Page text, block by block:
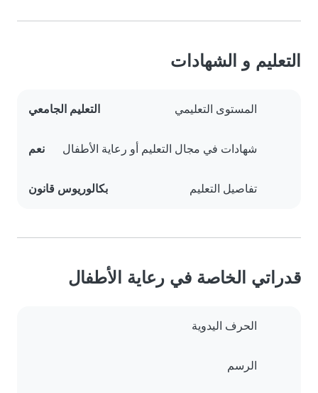
التعليم و الشهادات
المستوى التعليمي التعليم الجامعي
شهادات في مجال التعليم أو رعاية الأطفال نعم
تفاصيل التعليم بكالوريوس قانون
قدراتي الخاصة في رعاية الأطفال
الحرف اليدوية
الرسم